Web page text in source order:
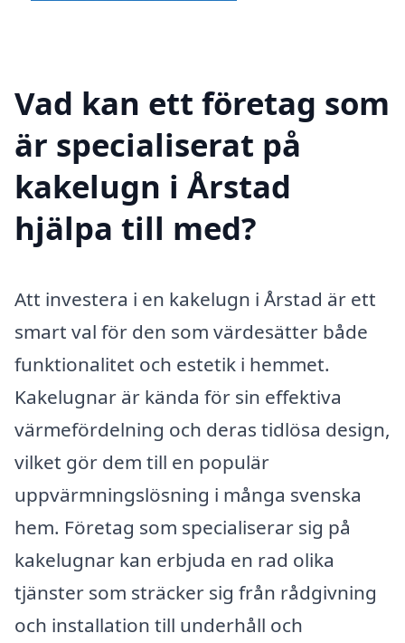
Vad kan ett företag som
är specialiserat på
kakelugn i Årstad
hjälpa till med?
Att investera i en kakelugn i Årstad är ett
smart val för den som värdesätter både
funktionalitet och estetik i hemmet.
Kakelugnar är kända för sin effektiva
värmefördelning och deras tidlösa design,
vilket gör dem till en populär
uppvärmningslösning i många svenska
hem. Företag som specialiserar sig på
kakelugnar kan erbjuda en rad olika
tjänster som sträcker sig från rådgivning
och installation till underhåll och